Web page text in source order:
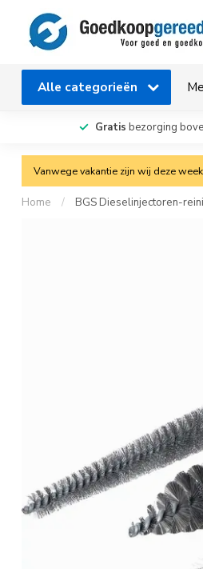
Alle categorieën
Gratis bezorging
Vanwege vakantie zijn wij deze
Home / BGS Dieselinjectoren-